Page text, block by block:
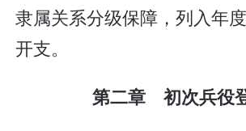
隶属关系分级保障，列入年
开支。
第二章 初次兵役